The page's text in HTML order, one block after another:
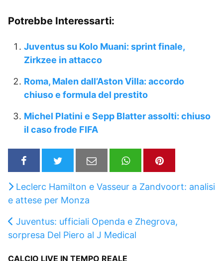
Potrebbe Interessarti:
Juventus su Kolo Muani: sprint finale,
Zirkzee in attacco
Roma, Malen dall’Aston Villa: accordo
chiuso e formula del prestito
Michel Platini e Sepp Blatter assolti: chiuso
il caso frode FIFA
Leclerc Hamilton e Vasseur a Zandvoort: analisi
e attese per Monza
Juventus: ufficiali Openda e Zhegrova,
sorpresa Del Piero al J Medical
CALCIO LIVE IN TEMPO REALE